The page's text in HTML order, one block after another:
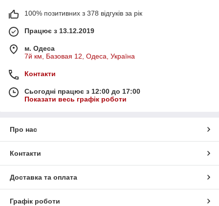
100% позитивних з 378 відгуків за рік
Працює з 13.12.2019
м. Одеса
7й км, Базовая 12, Одеса, Україна
Контакти
Сьогодні працює з 12:00 до 17:00
Показати весь графік роботи
Про нас
Контакти
Доставка та оплата
Графік роботи